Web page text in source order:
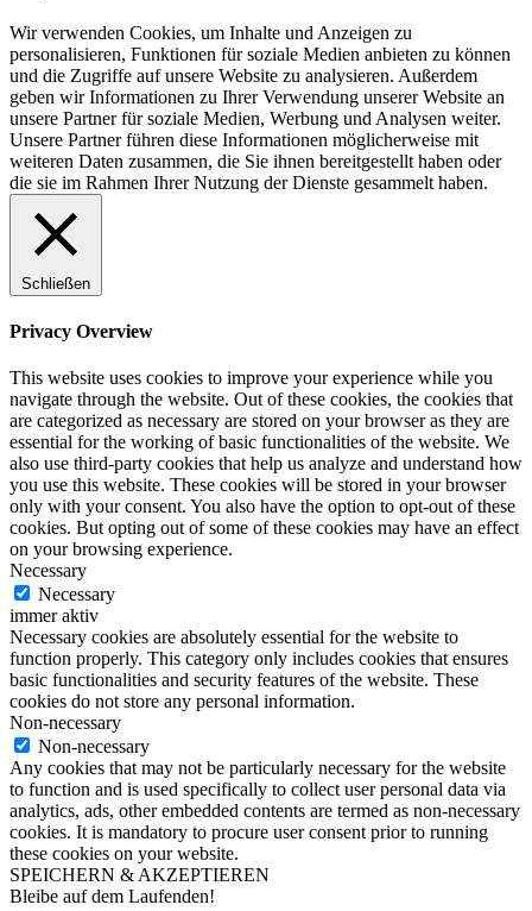
Wir verwenden Cookies, um Inhalte und Anzeigen zu
personalisieren, Funktionen für soziale Medien anbieten zu können
und die Zugriffe auf unsere Website zu analysieren. Außerdem
geben wir Informationen zu Ihrer Verwendung unserer Website an
unsere Partner für soziale Medien, Werbung und Analysen weiter.
Unsere Partner führen diese Informationen möglicherweise mit
weiteren Daten zusammen, die Sie ihnen bereitgestellt haben oder
die sie im Rahmen Ihrer Nutzung der Dienste gesammelt haben.
Schließen
Privacy Overview
This website uses cookies to improve your experience while you
navigate through the website. Out of these cookies, the cookies that
are categorized as necessary are stored on your browser as they are
essential for the working of basic functionalities of the website. We
also use third-party cookies that help us analyze and understand how
you use this website. These cookies will be stored in your browser
only with your consent. You also have the option to opt-out of these
cookies. But opting out of some of these cookies may have an effect
on your browsing experience.
Necessary
Necessary
immer aktiv
Necessary cookies are absolutely essential for the website to
function properly. This category only includes cookies that ensures
basic functionalities and security features of the website. These
cookies do not store any personal information.
Non-necessary
Non-necessary
Any cookies that may not be particularly necessary for the website
to function and is used specifically to collect user personal data via
analytics, ads, other embedded contents are termed as non-necessary
cookies. It is mandatory to procure user consent prior to running
these cookies on your website.
SPEICHERN & AKZEPTIEREN
Bleibe auf dem Laufenden!